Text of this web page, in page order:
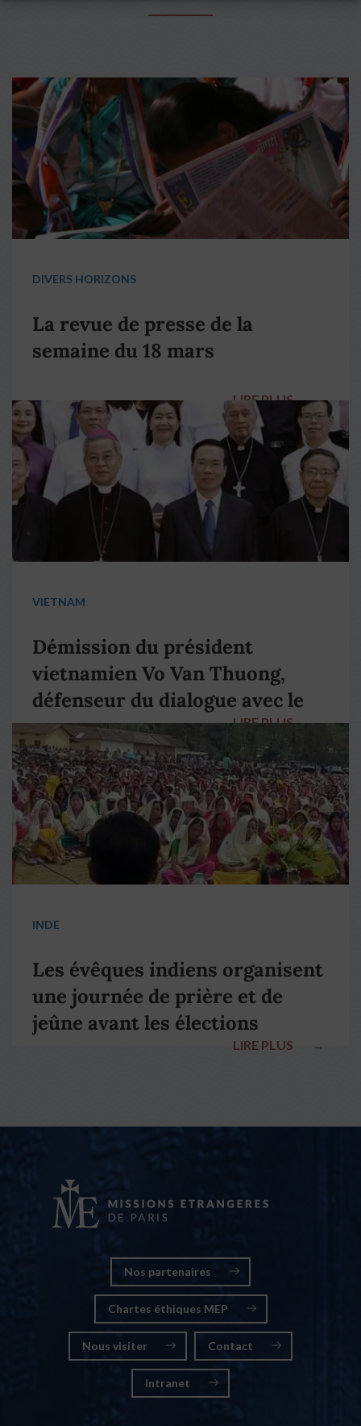
DIVERS HORIZONS
La revue de presse de la
semaine du 18 mars
LIRE PLUS →
VIETNAM
Démission du président
vietnamien Vo Van Thuong,
défenseur du dialogue avec le
pape François
LIRE PLUS →
INDE
Les évêques indiens organisent
une journée de prière et de
jeûne avant les élections
LIRE PLUS →
Nos partenaires
Chartes éthiques MEP
Nous visiter Contact
Intranet